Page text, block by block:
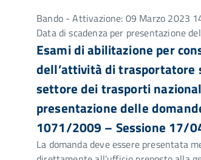
Bando - Attivazione: 09 Marzo 2023
Data di scadenza per presentazione
Esami di abilitazione per
dell’attività di trasportatore
settore dei trasporti
presentazione delle
1071/2009 – Sessione 17/
La domanda deve essere presentata